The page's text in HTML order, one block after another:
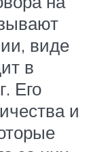
виде
в
Его
и